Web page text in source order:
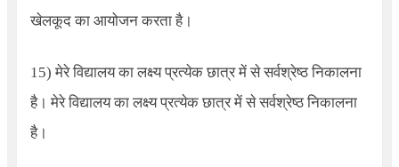
खेलकूद का आयोजन करता है।
15) मेरे विद्यालय का लक्ष्य प्रत्येक छात्र में से सर्वश्रेष्ठ निकालना
है। मेरे विद्यालय का लक्ष्य प्रत्येक छात्र में से सर्वश्रेष्ठ निकालना
है।